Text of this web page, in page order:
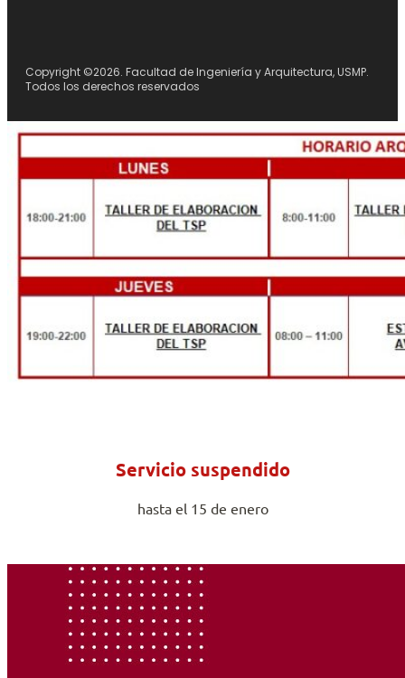
Copyright ©2026. Facultad de Ingeniería y Arquitectura, USMP.
Todos los derechos reservados
Servicio suspendido
hasta el 15 de enero